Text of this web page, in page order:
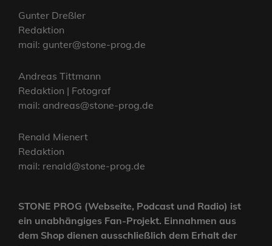
Gunter Dreßler
Redaktion
mail: gunter@stone-prog.de
Andreas Tittmann
Redaktion | Fotograf
mail: andreas@stone-prog.de
Renald Mienert
Redaktion
mail: renald@stone-prog.de
STONE PROG (Webseite, Podcast und Radio) ist
ein unabhängiges Fan-Projekt. Einnahmen aus
dem Shop dienen ausschließlich dem Erhalt der